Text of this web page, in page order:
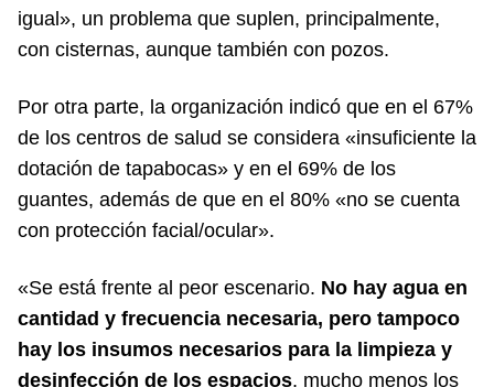
igual», un problema que suplen, principalmente,
con cisternas, aunque también con pozos.
Por otra parte, la organización indicó que en el 67%
de los centros de salud se considera «insuficiente la
dotación de tapabocas» y en el 69% de los
guantes, además de que en el 80% «no se cuenta
con protección facial/ocular».
«Se está frente al peor escenario. No hay agua en
cantidad y frecuencia necesaria, pero tampoco
hay los insumos necesarios para la limpieza y
desinfección de los espacios, mucho menos los